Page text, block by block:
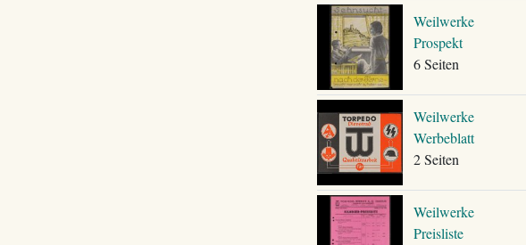
Weilwerke
Prospekt
6 Seiten
Weilwerke
Werbeblatt
2 Seiten
Weilwerke
Preisliste